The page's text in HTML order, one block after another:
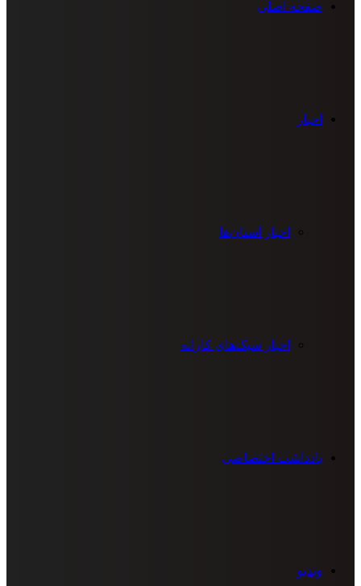
صفحه اصلی
اخبار
اخبار استان‌ها
اخبار سبک‌های کاراته
یادداشت اختصاصی
ویدیو